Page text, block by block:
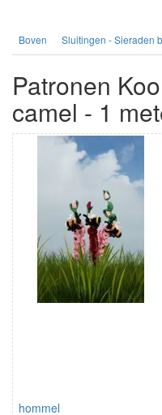
Boven Sluitingen - Sieraden
Patronen
camel - 1
hommel